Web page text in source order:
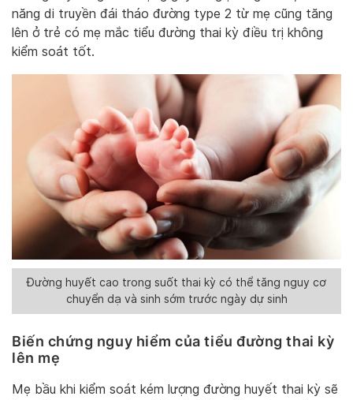
năng di truyền đái tháo đường type 2 từ mẹ cũng tăng
lên ở trẻ có mẹ mắc tiểu đường thai kỳ điều trị không
kiểm soát tốt.
Đường huyết cao trong suốt thai kỳ có thể tăng nguy cơ
chuyển dạ và sinh sớm trước ngày dự sinh
Biến chứng nguy hiểm của tiểu đường thai kỳ
lên mẹ
Mẹ bầu khi kiểm soát kém lượng đường huyết thai kỳ sẽ